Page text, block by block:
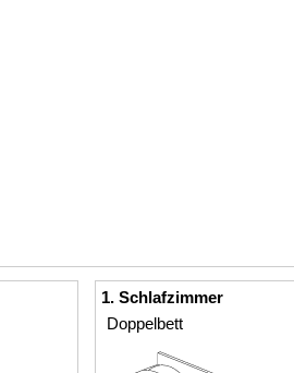
1. Schlafzimmer
Doppelbett